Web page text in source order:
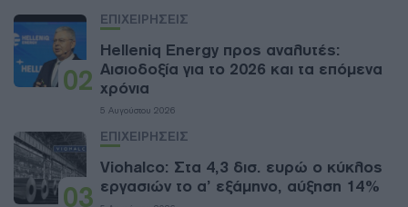
02
ΕΠΙΧΕΙΡΗΣΕΙΣ
Helleniq Energy προς αναλυτές:
Αισιοδοξία για το 2026 και τα επόμενα
χρόνια
5 Αυγούστου 2026
03
ΕΠΙΧΕΙΡΗΣΕΙΣ
Viohalco: Στα 4,3 δισ. ευρώ ο κύκλος
εργασιών το α’ εξάμηνο, αύξηση 14%